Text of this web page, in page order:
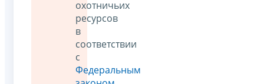
охотничьих
ресурсов
в
соответствии
с
Федеральным